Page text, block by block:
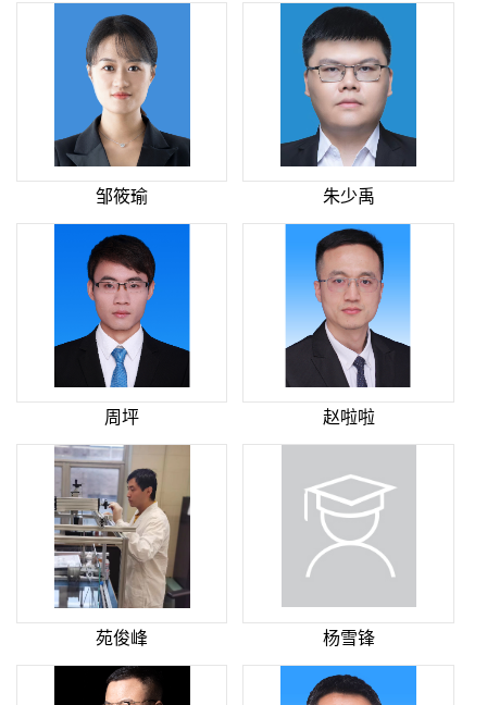
邹筱瑜 朱少禹
周坪 赵啦啦
苑俊峰 杨雪锋